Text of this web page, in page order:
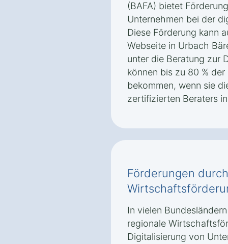
(BAFA) bietet
Unternehmen bei der
Diese Förderung kann
Webseite in Urbach
unter die Beratung zur
können bis zu 80 %
bekommen, wenn sie
zertifizierten Beraters
Förderungen
In vielen
regionale
Digitalisierung von